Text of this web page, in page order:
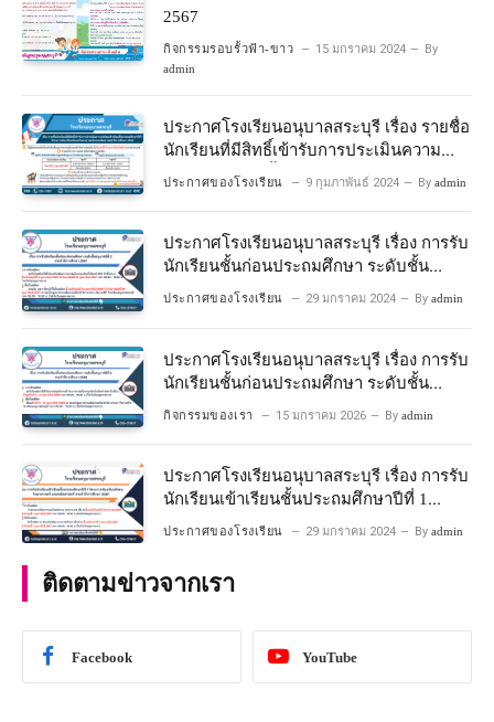
2567
กิจกรรมรอบรั้วฟ้า-ขาว 15 มกราคม 2024 By
admin
ประกาศโรงเรียนอนุบาลสระบุรี เรื่อง รายชื่อ
นักเรียนที่มีสิทธิ์เข้ารับการประเมินความ
พร้อมเข้าเรียนชั้นประถมศึกษาปีที่ 1
ประกาศของโรงเรียน 9 กุมภาพันธ์ 2024 By admin
ประกาศโรงเรียนอนุบาลสระบุรี เรื่อง การรับ
นักเรียนชั้นก่อนประถมศึกษา ระดับชั้น
อนุบาลปีที่ 2 ประจําปีการศึกษา 2567
ประกาศของโรงเรียน 29 มกราคม 2024 By admin
ประกาศโรงเรียนอนุบาลสระบุรี เรื่อง การรับ
นักเรียนชั้นก่อนประถมศึกษา ระดับชั้น
อนุบาลปีที่ ๒ ประจำปีการศึกษา ๒๕๖๙
กิจกรรมของเรา 15 มกราคม 2026 By admin
ประกาศโรงเรียนอนุบาลสระบุรี เรื่อง การรับ
นักเรียนเข้าเรียนชั้นประถมศึกษาปีที่ 1
โครงการห้องเรียนพิเศษ วิทยาศาสตร์ และ
ประกาศของโรงเรียน 29 มกราคม 2024 By admin
ติดตามข่าวจากเรา
Facebook YouTube